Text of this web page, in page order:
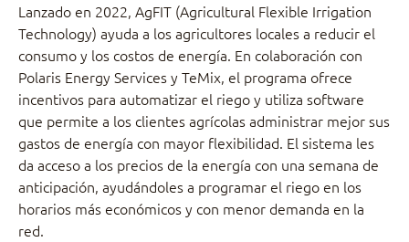
Lanzado en 2022, AgFIT (Agricultural Flexible Irrigation
Technology) ayuda a los agricultores locales a reducir el
consumo y los costos de energía. En colaboración con
Polaris Energy Services y TeMix, el programa ofrece
incentivos para automatizar el riego y utiliza software
que permite a los clientes agrícolas administrar mejor sus
gastos de energía con mayor flexibilidad. El sistema les
da acceso a los precios de la energía con una semana de
anticipación, ayudándoles a programar el riego en los
horarios más económicos y con menor demanda en la
red.